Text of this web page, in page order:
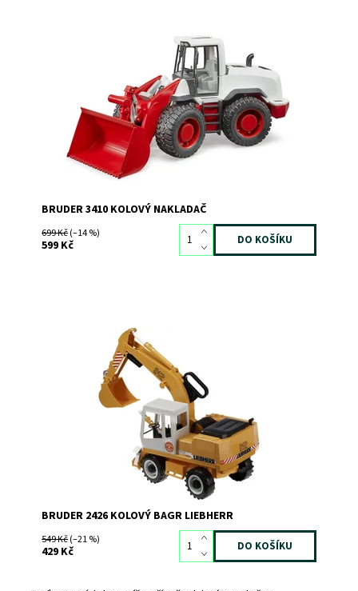
5160
BRUDER
BRUDER 3410 KOLOVÝ NAKLADAČ
699 Kč(–14 %)
599 Kč
Kolový bagr LIEBHERR
Skladem2
548
BRUDER
BRUDER 2426 KOLOVÝ BAGR LIEBHERR
549 Kč(–21 %)
429 Kč